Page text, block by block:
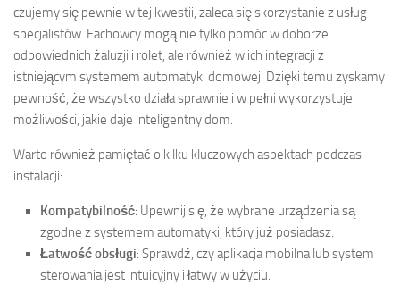
czujemy się pewnie w tej kwestii, zaleca się skorzystanie z usług
specjalistów. Fachowcy mogą nie tylko pomóc w doborze
odpowiednich żaluzji i rolet, ale również w ich integracji z
istniejącym systemem automatyki domowej. Dzięki temu zyskamy
pewność, że wszystko działa sprawnie i w pełni wykorzystuje
możliwości, jakie daje inteligentny dom.
Warto również pamiętać o kilku kluczowych aspektach podczas
instalacji:
Kompatybilność: Upewnij się, że wybrane urządzenia są
zgodne z systemem automatyki, który już posiadasz.
Łatwość obsługi: Sprawdź, czy aplikacja mobilna lub system
sterowania jest intuicyjny i łatwy w użyciu.